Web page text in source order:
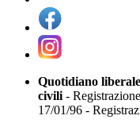
Quotidiano
civili-
17/01/96 -